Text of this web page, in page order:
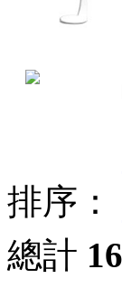
排序：
總計 16